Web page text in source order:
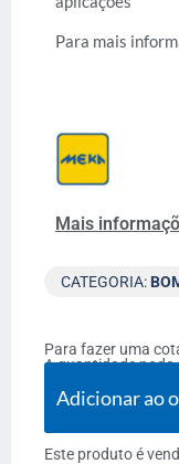
Para mais
Mais
CATEGORIA:
Para fazer uma
A quantidade pode
Adicionar ao
Este produto é